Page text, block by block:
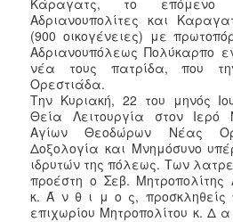
Κάραγατς, το
Αδριανουπολίτες και
(900 οικογένειες) με
Αδριανουπόλεως Πολύκαρπο
νέα τους πατρίδα, που
Ορεστιάδα.
Την Κυριακή, 22 του μηνός
Θεία Λειτουργία στον Ιερό
Αγίων Θεοδώρων Νέας
Δοξολογία και Μνημόσυνο
ιδρυτών της πόλεως. Των
προέστη ο Σεβ.
κ. Ά ν θ ι μ ο ς, προσκληθείς
επιχωρίου Μητροπολίτου κ. Δ